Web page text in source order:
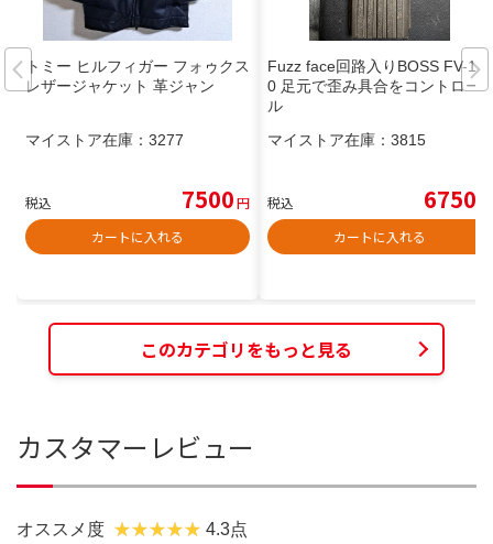
トミー ヒルフィガー フォゥクス
レザージャケット 革ジャン
マイストア在庫： 3277
税込 7500円
カートに入れる
Fuzz face回路入りBOSS FV-10
0 足元で歪み具合をコントロー
ル
マイストア在庫： 3815
税込 6750
カートに入れる
このカテゴリをもっと見る
カスタマーレビュー
オススメ度 4.3点